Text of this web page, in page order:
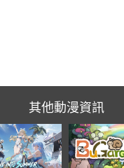
其他動漫資訊